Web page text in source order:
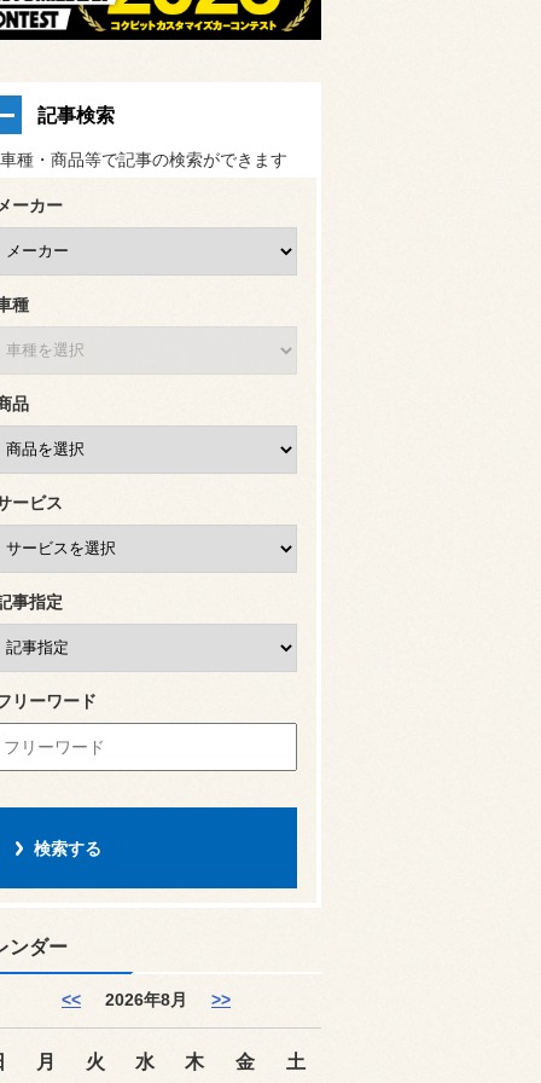
記事検索
種・商品等で記事の検索ができます
ーカー
種
品
ービス
事指定
リーワード
ンダー
<< 2026年8月 >>
月 火 水 木 金
土